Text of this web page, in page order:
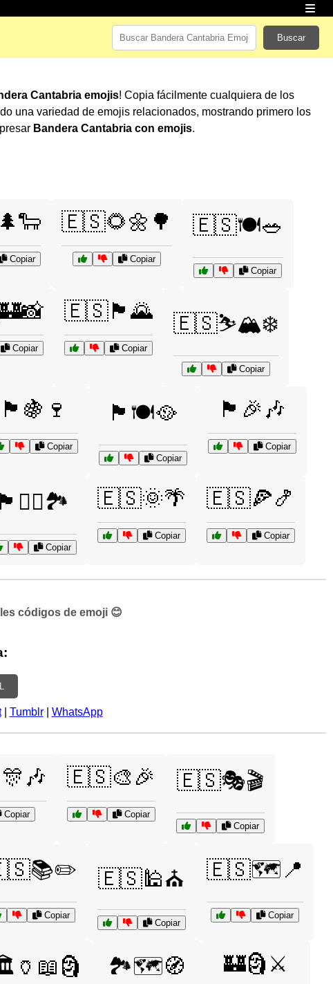
Buscar
Cantabria emojis! Copia fácilmente cualquiera de los
una variedad de emojis relacionados, mostrando primero los
Bandera Cantabria con emojis.
Copiar
🇪🇸🌻🌼🌳
Copiar
🇪🇸🍽️🥗
Copiar
Copiar
🇪🇸🏴🌄
Copiar
🇪🇸⛷️🏔️❄️
Copiar
🏴🍇🍷
Copiar
🏴🍽️🥘
Copiar
🏴🎉🎶
Copiar
🏴🧗‍♂️🏞️
Copiar
🇪🇸🌞🌴
Copiar
🇪🇸🍕🍤
Copiar
códigos de emoji 😊
| Tumblr| WhatsApp
Copiar
🇪🇸🎨🎉
Copiar
🇪🇸🎭🎬
Copiar
Copiar
🇪🇸🕌⛪
Copiar
🇪🇸🗺️📍
Copiar
🏞️🗺️🧭 🏰🗿⚔️